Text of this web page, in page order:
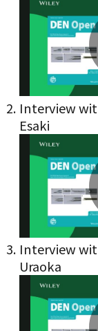
Interview
Esaki
Interview
Uraoka